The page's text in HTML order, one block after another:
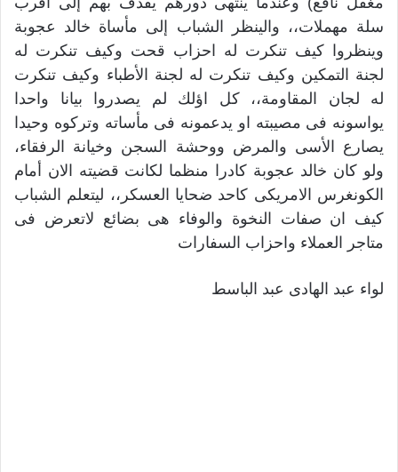
سلة مهملات،، والينظر الشباب إلى مأساة خالد عجوبة
وينظروا كيف تنكرت له احزاب قحت وكيف تنكرت له
لجنة التمكين وكيف تنكرت له لجنة الأطباء وكيف تنكرت
له لجان المقاومة،، كل اؤلك لم يصدروا بيانا واحدا
يواسونه فى مصيبته او يدعمونه فى مأساته وتركوه وحيدا
يصارع الأسى والمرض ووحشة السجن وخيانة الرفقاء،
ولو كان خالد عجوبة كادرا منظما لكانت قضيته الان أمام
الكونغرس الامريكى كاحد ضحايا العسكر،، ليتعلم الشباب
كيف ان صفات النخوة والوفاء هى بضائع لاتعرض فى
متاجر العملاء واحزاب السفارات
لواء عبد الهادى عبد الباسط